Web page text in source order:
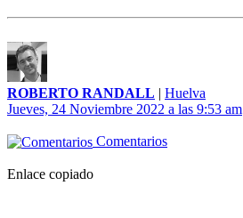
ROBERTO RANDALL | Huelva
Jueves, 24 Noviembre 2022 a las 9:53 am
Comentarios
Enlace copiado